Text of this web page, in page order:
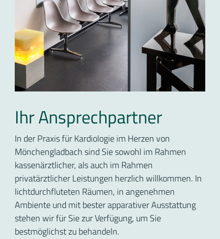
Ihr Ansprechpartner
In der Praxis für Kardiologie im Herzen von
Mönchengladbach sind Sie sowohl im Rahmen
kassenärztlicher, als auch im Rahmen
privatärztlicher Leistungen herzlich willkommen. In
lichtdurchfluteten Räumen, in angenehmen
Ambiente und mit bester apparativer Ausstattung
stehen wir für Sie zur Verfügung, um Sie
bestmöglichst zu behandeln.